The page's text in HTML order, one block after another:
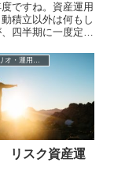
ですね。資産運用
積立以外は何もし
四半期に一度定例
フォリオ全体の直
Myポートフォリオ・運用成績
リスク資産運